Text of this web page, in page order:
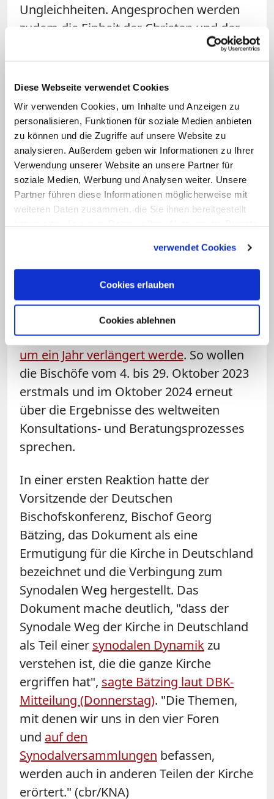
Diese Webseite verwendet Cookies
Wir verwenden Cookies, um Inhalte und Anzeigen zu
personalisieren, Funktionen für soziale Medien anbieten
zu können und die Zugriffe auf unsere Website zu
analysieren. Außerdem geben wir Informationen zu Ihrer
Verwendung unserer Website an unsere Partner für
soziale Medien, Werbung und Analysen weiter. Unsere
Partner führen diese Informationen möglicherweise mit
weiteren Daten zusammen, die Sie ihnen bereitgestellt
verwendet Cookies
Cookies erlauben
Cookies ablehnen
Ungleichheiten. Angesprochen werden
zudem die Einheit der Christen und der
Bischofsversammlungen – Afrika,
Ozeanien, Asien, Naher Osten, Europa,
Lateinamerika sowie USA/Kanada – bis
März 2023 je ein eigenes Dokument
erstellen. Diese sieben Texte wiederum
fließen in ein zweites Arbeitsdokument
Jahres erscheinen soll. Auf dessen
Synode in Rom. Ursprünglich sollte die
Synode abschließend im Herbst 2023
tagen. Jüngst hatte der Papst
überraschend erklärt,dass der Prozess
um ein Jahr verlängert werde. So wollen
die Bischöfe vom 4. bis 29. Oktober 2023
erstmals und im Oktober 2024 erneut
über die Ergebnisse des weltweiten
Konsultations- und Beratungsprozesses
sprechen.
In einer ersten Reaktion hatte der
Vorsitzende der Deutschen
Bischofskonferenz, Bischof Georg
Bätzing, das Dokument als eine
Ermutigung für die Kirche in Deutschland
bezeichnet und die Verbingung zum
Synodalen Weg hergestellt. Das
Dokument mache deutlich, "dass der
Synodale Weg der Kirche in Deutschland
als Teil einer synodalen Dynamikzu
verstehen ist, die die ganze Kirche
ergriffen hat", sagte Bätzing laut DBK-
Mitteilung (Donnerstag). "Die Themen,
mit denen wir uns in den vier Foren
und auf den
Synodalversammlungen befassen,
werden auch in anderen Teilen der Kirche
erörtert." (cbr/KNA)